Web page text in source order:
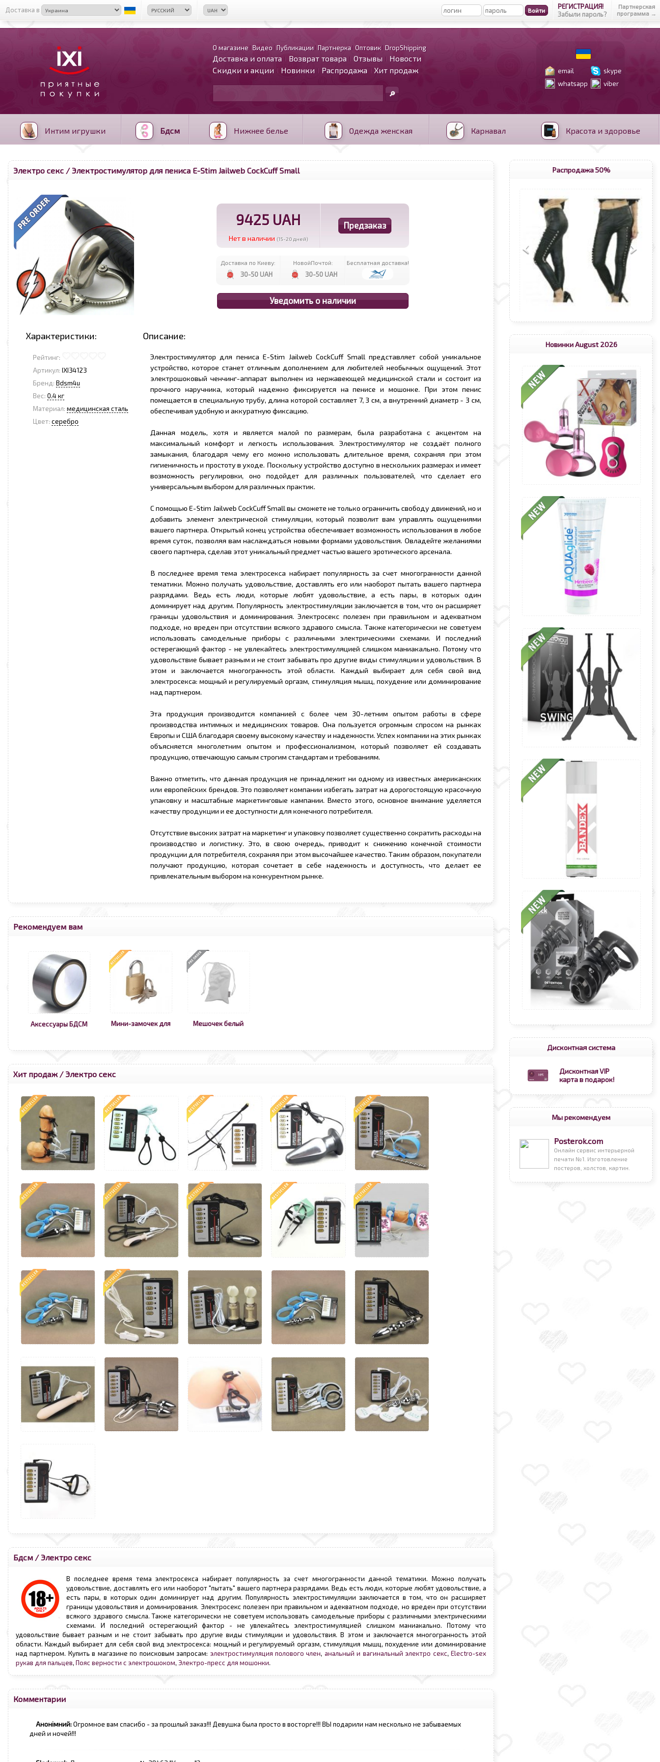
Доставка в
РЕГИСТРАЦИЯ!
Забыли пароль?
Партнерская
программа →
О магазине Видео Публикации Партнерка Оптовик DropShipping
Доставка и оплата Возврат товара Отзывы
Новости
Скидки и акции
Новинки Распродажа Хит продаж email
skype
whatsapp
viber
Интим игрушки Бдсм Нижнее белье Одежда женская Карнавал Красота и здоровье
Электро секс / Электростимулятор для пениса E-Stim Jailweb CockCuff Small
9425 UAH
Нет в наличии (15-20 дней)
Доставка по Киеву:
30-50 UAH
НовойПочтой:
30-50 UAH
Бесплатная доставка!
Характеристики: Описание:
Рейтинг:
Артикул: IXI34123
Бренд: Bdsm4u
Вес: 0.4 кг
Материал: медицинская сталь
Цвет: серебро
Электростимулятор для пениса E-Stim Jailweb CockCuff Small представляет собой уникальное
устройство, которое станет отличным дополнением для любителей необычных ощущений. Этот
электрошоковый ченчинг-аппарат выполнен из нержавеющей медицинской стали и состоит из
прочного наручника, который надежно фиксируется на пенисе и мошонке. При этом пенис
помещается в специальную трубу, длина которой составляет 7, 3 см, а внутренний диаметр - 3 см,
обеспечивая удобную и аккуратную фиксацию.
Данная модель, хотя и является малой по размерам, была разработана с акцентом на
максимальный комфорт и легкость использования. Электростимулятор не создаёт полного
замыкания, благодаря чему его можно использовать длительное время, сохраняя при этом
гигиеничность и простоту в уходе. Поскольку устройство доступно в нескольких размерах и имеет
возможность регулировки, оно подойдет для различных пользователей, что сделает его
универсальным выбором для различных практик.
С помощью E-Stim Jailweb CockCuff Small вы сможете не только ограничить свободу движений, но и
добавить элемент электрической стимуляции, который позволит вам управлять ощущениями
вашего партнера. Открытый конец устройства обеспечивает возможность использования в любое
время суток, позволяя вам наслаждаться новыми формами удовольствия. Овладейте желаниями
своего партнера, сделав этот уникальный предмет частью вашего эротического арсенала.
В последнее время тема электросекса набирает популярность за счет многогранности данной
тематики. Можно получать удовольствие, доставлять его или наоборот пытать вашего партнера
разрядами. Ведь есть люди, которые любят удовольствие, а есть пары, в которых один
доминирует над другим. Популярность электростимуляции заключается в том, что он расширяет
границы удовольствия и доминирования. Электросекс полезен при правильном и адекватном
подходе, но вреден при отсутствии всякого здравого смысла. Также категорически не советуем
использовать самодельные приборы с различными электрическими схемами. И последний
остерегающий фактор - не увлекайтесь электростимуляцией слишком маниакально. Потому что
удовольствие бывает разным и не стоит забывать про другие виды стимуляции и удовольствия. В
этом и заключается многогранность этой области. Каждый выбирает для себя свой вид
электросекса: мощный и регулируемый оргазм, стимуляция мышц, похудение или доминирование
над партнером.
Эта продукция производится компанией с более чем 30-летним опытом работы в сфере
производства интимных и медицинских товаров. Она пользуется огромным спросом на рынках
Европы и США благодаря своему высокому качеству и надежности. Успех компании на этих рынках
объясняется многолетним опытом и профессионализмом, который позволяет ей создавать
продукцию, отвечающую самым строгим стандартам и требованиям.
Важно отметить, что данная продукция не принадлежит ни одному из известных американских
или европейских брендов. Это позволяет компании избегать затрат на дорогостоящую красочную
упаковку и масштабные маркетинговые кампании. Вместо этого, основное внимание уделяется
качеству продукции и ее доступности для конечного потребителя.
Отсутствие высоких затрат на маркетинг и упаковку позволяет существенно сократить расходы на
производство и логистику. Это, в свою очередь, приводит к снижению конечной стоимости
продукции для потребителя, сохраняя при этом высочайшее качество. Таким образом, покупатели
получают продукцию, которая сочетает в себе надежность и доступность, что делает ее
привлекательным выбором на конкурентном рынке.
Рекомендуем вам
Аксессуары БДСМ Мини-замочек для Мешочек белый
Хит продаж/ Электро секс
Бдсм / Электро секс
В последнее время тема электросекса набирает популярность за счет многогранности данной тематики. Можно получать
удовольствие, доставлять его или наоборот "пытать" вашего партнера разрядами. Ведь есть люди, которые любят удовольствие, а
есть пары, в которых один доминирует над другим. Популярность электростимуляции заключается в том, что он расширяет
границы удовольствия и доминирования. Электросекс полезен при правильном и адекватном подходе, но вреден при отсутствии
всякого здравого смысла. Также категорически не советуем использовать самодельные приборы с различными электрическими
схемами. И последний остерегающий фактор - не увлекайтесь электростимуляцией слишком маниакально. Потому что
удовольствие бывает разным и не стоит забывать про другие виды стимуляции и удовольствия. В этом и заключается многогранность этой
области. Каждый выбирает для себя свой вид электросекса: мощный и регулируемый оргазм, стимуляция мышц, похудение или доминирование
над партнером. Купить в магазине по поисковым запросам: электростимуляция полового член, анальный и вагинальный электро секс, Electro-sex
рукав для пальцев, Пояс верности с электрошоком, Электро-пресс для мошонки.
Комментарии
Анонімний:Огромное вам спасибо - за прошлый заказ!!! Девушка была просто в восторге!!! ВЫ подарили нам несколько не забываемых
дней и ночей!!!
Распродажа 50%
Новинки August 2026
Дисконтная система
Дисконтная VIP
карта в подарок!
Мы рекомендуем
Posterok.com
Онлайн сервис интерьерной
печати №1. Изготовление
постеров, холстов, картин.